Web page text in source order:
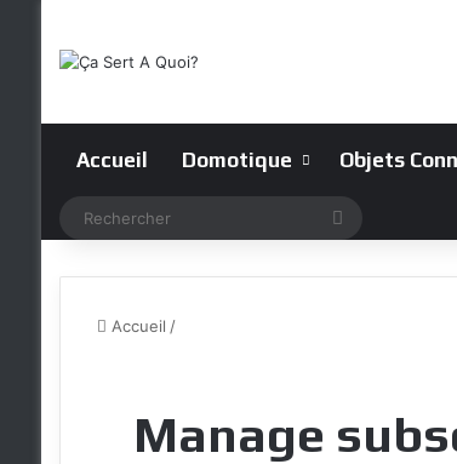
Accueil Domotique Objets
Accueil /
Manage